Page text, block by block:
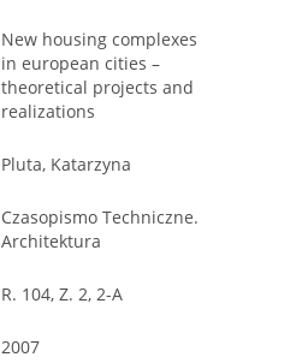
New housing complexes
in european cities –
theoretical projects and
realizations
Pluta, Katarzyna
Czasopismo Techniczne.
Architektura
R. 104, Z. 2, 2-A
2007